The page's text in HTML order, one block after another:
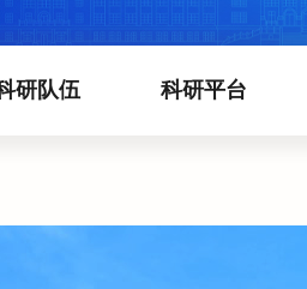
研队伍 科研平台